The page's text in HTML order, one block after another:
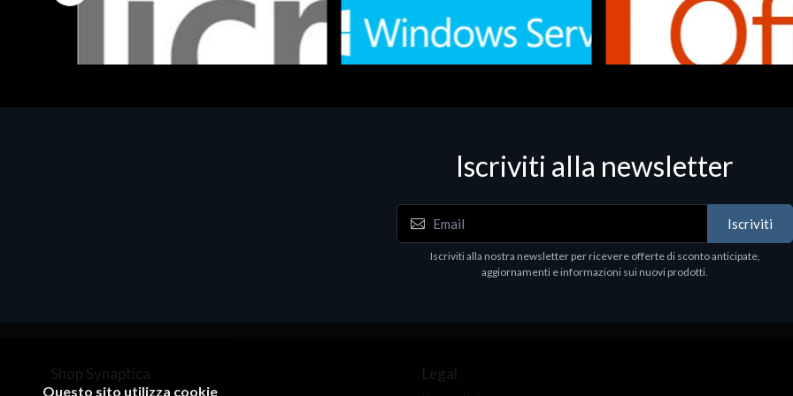
Software - Office Productivity Software - Office Productivity
Iscriviti alla newsletter
Iscriviti
Iscriviti alla nostra newsletter per ricevere offerte di sconto anticipate,
aggiornamenti e informazioni sui nuovi prodotti.
Shop Synaptica Legal
Questo sito utilizza cookie